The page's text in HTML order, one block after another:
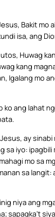
Bakit mo
isa, ang
Huwag
kang
Igalang mo
ko ang lahat
ay sinabi
sa iyo: ipagbili
mo sa
sa langit:
niya ang
sapagka’t